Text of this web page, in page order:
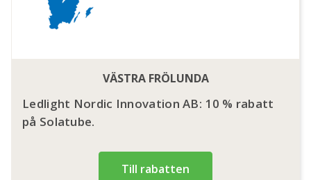
VÄSTRA FRÖLUNDA
Ledlight Nordic Innovation AB: 10 % rabatt
på Solatube.
Till rabatten